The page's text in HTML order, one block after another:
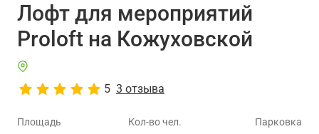
Лофт для мероприятий
Proloft на Кожуховской
5 3 отзыва
Площадь
Кол-во чел.
Парковка